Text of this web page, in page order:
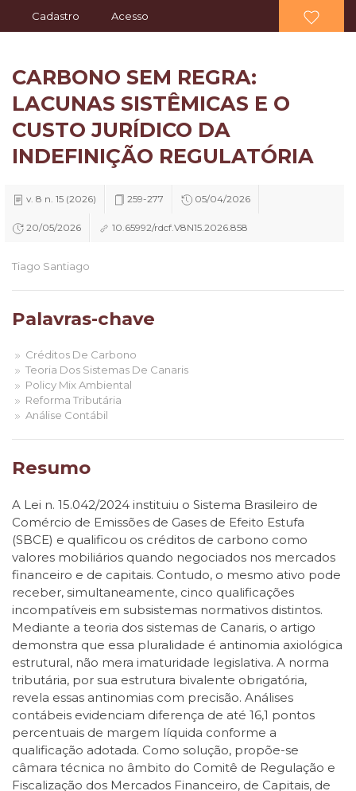
Cadastro Acesso
CARBONO SEM REGRA:
LACUNAS SISTÊMICAS E O
CUSTO JURÍDICO DA
INDEFINIÇÃO REGULATÓRIA
v. 8 n. 15 (2026) 259-277 05/04/2026
20/05/2026 10.65992/rdcf.V8N15.2026.858
Tiago Santiago
Palavras-chave
Créditos De Carbono
Teoria Dos Sistemas De Canaris
Policy Mix Ambiental
Reforma Tributária
Análise Contábil
Resumo
A Lei n. 15.042/2024 instituiu o Sistema Brasileiro de
Comércio de Emissões de Gases de Efeito Estufa
(SBCE) e qualificou os créditos de carbono como
valores mobiliários quando negociados nos mercados
financeiro e de capitais. Contudo, o mesmo ativo pode
receber, simultaneamente, cinco qualificações
incompatíveis em subsistemas normativos distintos.
Mediante a teoria dos sistemas de Canaris, o artigo
demonstra que essa pluralidade é antinomia axiológica
estrutural, não mera imaturidade legislativa. A norma
tributária, por sua estrutura bivalente obrigatória,
revela essas antinomias com precisão. Análises
contábeis evidenciam diferença de até 16,1 pontos
percentuais de margem líquida conforme a
qualificação adotada. Como solução, propõe-se
câmara técnica no âmbito do Comitê de Regulação e
Fiscalização dos Mercados Financeiro, de Capitais, de